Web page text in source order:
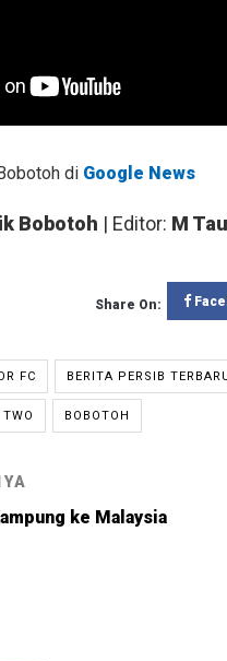
di Google News
Bobotoh | Editor: M
Share On:
FC BERITA PERSIB
BOBOTOH
ke Malaysia